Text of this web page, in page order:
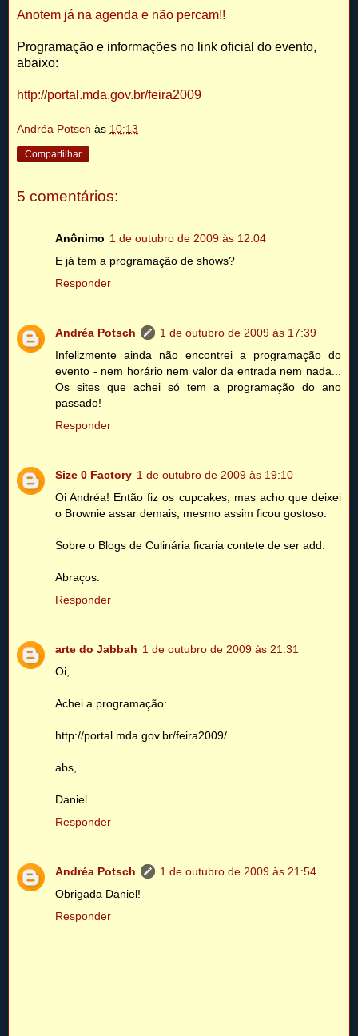
Anotem já na agenda e não percam!!
Programação e informações no link oficial do evento,
abaixo:
http://portal.mda.gov.br/feira2009
Andréa Potsch às 10:13
Compartilhar
5 comentários:
Anônimo 1 de outubro de 2009 às 12:04
E já tem a programação de shows?
Responder
Andréa Potsch
1 de outubro de 2009 às 17:39
Infelizmente ainda não encontrei a programação do
evento - nem horário nem valor da entrada nem nada...
Os sites que achei só tem a programação do ano
passado!
Responder
Size 0 Factory 1 de outubro de 2009 às 19:10
Oi Andréa! Então fiz os cupcakes, mas acho que deixei
o Brownie assar demais, mesmo assim ficou gostoso.
Sobre o Blogs de Culinária ficaria contete de ser add.
Abraços.
Responder
arte do Jabbah 1 de outubro de 2009 às 21:31
Oi,
Achei a programação:
http://portal.mda.gov.br/feira2009/
abs,
Daniel
Responder
Andréa Potsch
1 de outubro de 2009 às 21:54
Obrigada Daniel!
Responder